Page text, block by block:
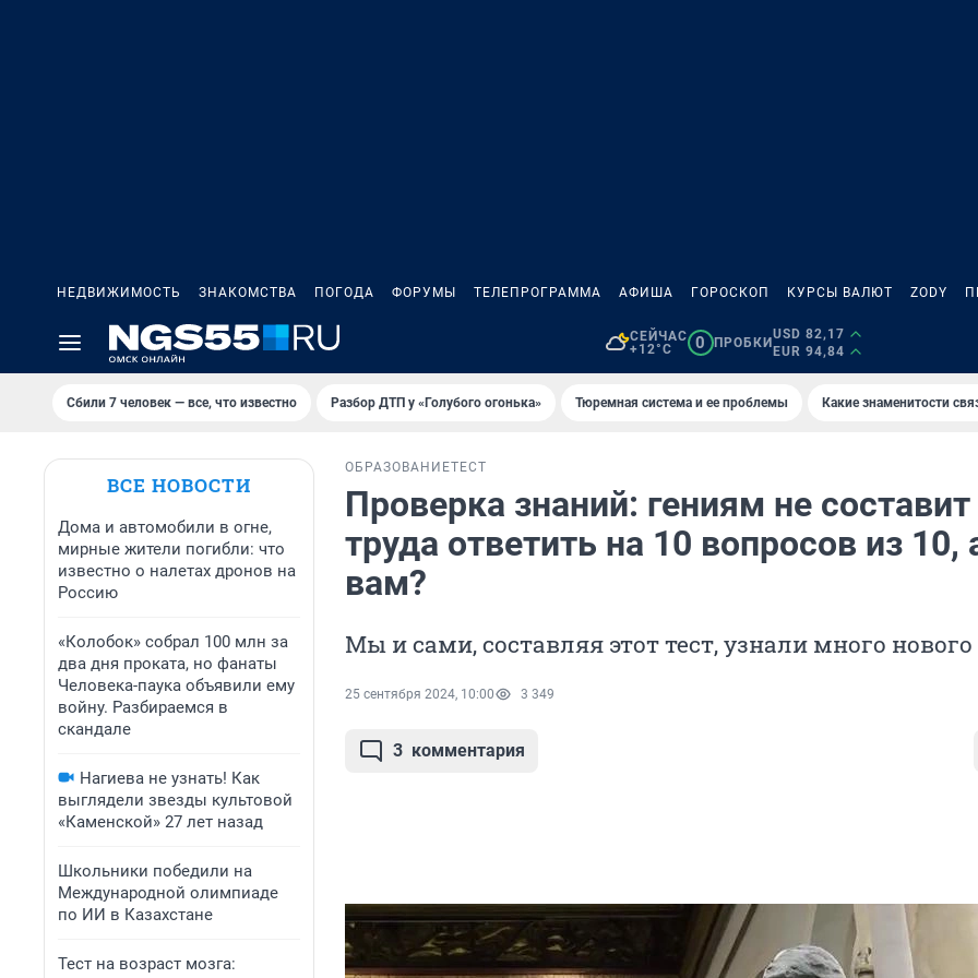
НЕДВИЖИМОСТЬ ЗНАКОМСТВА ПОГОДА ФОРУМЫ ТЕЛЕПРОГРАММА АФИША ГОРОСКОП КУРСЫ ВАЛЮТ ZODY
СЕЙЧАС
+12°C
0 ПРОБКИ
USD 82,17
EUR 94,84
Сбили 7 человек — все, что известно Разбор ДТП у «Голубого огонька» Тюремная система и ее проблемы Какие знаменитости
ВСЕ НОВОСТИ
Дома и автомобили в огне,
мирные жители погибли: что
известно о налетах дронов на
Россию
«Колобок» собрал 100 млн за
два дня проката, но фанаты
Человека-паука объявили ему
войну. Разбираемся в
скандале
Нагиева не узнать! Как
выглядели звезды культовой
«Каменской» 27 лет назад
Школьники победили на
Международной олимпиаде
по ИИ в Казахстане
Тест на возраст мозга:
ОБРАЗОВАНИЕТЕСТ
Проверка знаний: гениям не составит
труда ответить на 10 вопросов из 10,
вам?
Мы и сами, составляя этот тест, узнали много нового
25 сентября 2024, 10:00 3 349
3 комментария